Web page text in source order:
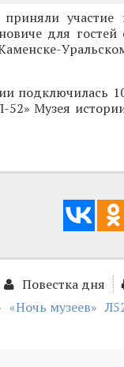
для
подключилась
52» Музея
Повестка дня
«Ночь музеев»